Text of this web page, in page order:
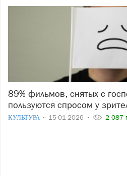
89% фильмов, снятых с господдержкой, не
пользуются спросом у
КУЛЬТУРА 15-01-2026 2 087